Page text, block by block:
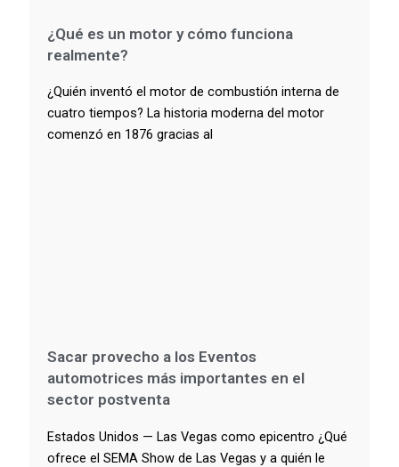
¿Qué es un motor y cómo funciona
realmente?
¿Quién inventó el motor de combustión interna de
cuatro tiempos? La historia moderna del motor
comenzó en 1876 gracias al
Sacar provecho a los Eventos
automotrices más importantes en el
sector postventa
Estados Unidos — Las Vegas como epicentro ¿Qué
ofrece el SEMA Show de Las Vegas y a quién le